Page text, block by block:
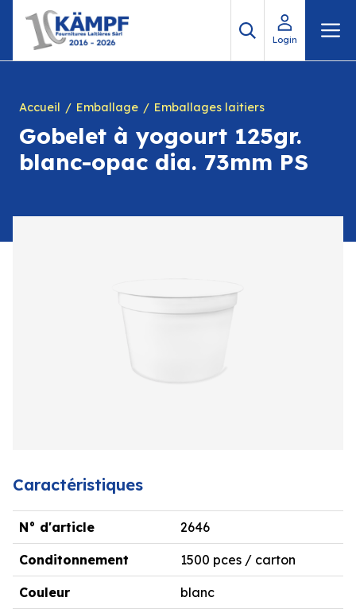
contenu
Login
Accueil Emballage Emballages laitiers
Gobelet à yogourt 125gr.
blanc-opac dia. 73mm PS
Caractéristiques
N° d'article 2646
Conditonnement 1500 pces / carton
Couleur blanc